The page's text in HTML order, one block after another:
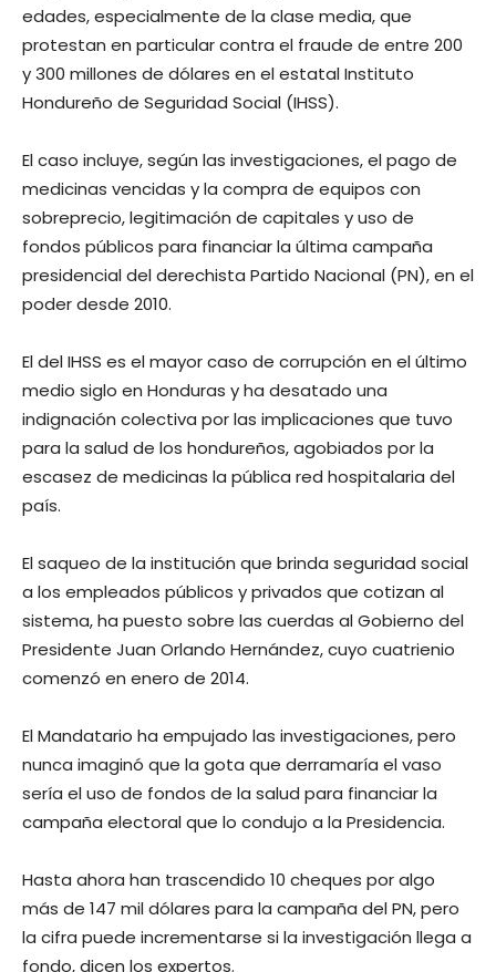
edades, especialmente de la clase media, que
protestan en particular contra el fraude de entre 200
y 300 millones de dólares en el estatal Instituto
Hondureño de Seguridad Social (IHSS).
El caso incluye, según las investigaciones, el pago de
medicinas vencidas y la compra de equipos con
sobreprecio, legitimación de capitales y uso de
fondos públicos para financiar la última campaña
presidencial del derechista Partido Nacional (PN), en el
poder desde 2010.
El del IHSS es el mayor caso de corrupción en el último
medio siglo en Honduras y ha desatado una
indignación colectiva por las implicaciones que tuvo
para la salud de los hondureños, agobiados por la
escasez de medicinas la pública red hospitalaria del
país.
El saqueo de la institución que brinda seguridad social
a los empleados públicos y privados que cotizan al
sistema, ha puesto sobre las cuerdas al Gobierno del
Presidente Juan Orlando Hernández, cuyo cuatrienio
comenzó en enero de 2014.
El Mandatario ha empujado las investigaciones, pero
nunca imaginó que la gota que derramaría el vaso
sería el uso de fondos de la salud para financiar la
campaña electoral que lo condujo a la Presidencia.
Hasta ahora han trascendido 10 cheques por algo
más de 147 mil dólares para la campaña del PN, pero
la cifra puede incrementarse si la investigación llega a
fondo, dicen los expertos.